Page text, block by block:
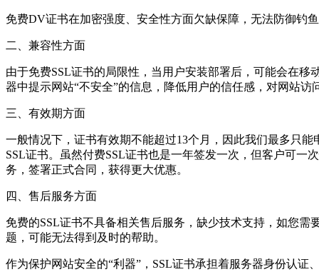
免费DV证书在加密强度、安全性方面欠缺保障，无法防御钓
二、兼容性方面
由于免费SSL证书的局限性，当用户安装部署后，可能会在移
器中提示网站“不安全”的信息，降低用户的信任感，对网站访
三、有效期方面
一般情况下，证书有效期不能超过13个月，因此我们最多只能
SSL证书。虽然付费SSL证书也是一年签发一次，但客户可一
务，签署正式合同，获得更大优惠。
四、售后服务方面
免费的SSL证书不具备相关售后服务，缺少技术支持，如您需
题，可能无法得到及时的帮助。
作为保护网站安全的“利器”，SSL证书承担着服务器身份认证